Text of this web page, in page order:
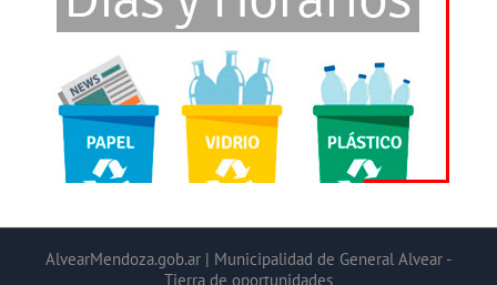
AlvearMendoza.gob.ar | Municipalidad de General Alvear -
Tierra de oportunidades